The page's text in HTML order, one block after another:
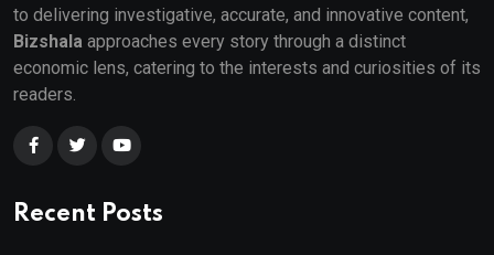
to delivering investigative, accurate, and innovative content,
Bizshala approaches every story through a distinct
economic lens, catering to the interests and curiosities of its
readers.
Recent Posts